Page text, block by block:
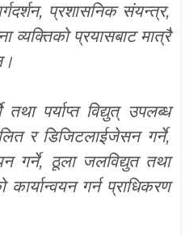
प्रशासनिक संयन्त्र,
व्यक्तिको प्रयासबाट मात्रै
पर्याप्त विद्युत् उपलब्ध
र डिजिटलाईजेसन गर्ने,
गर्ने, ठूला जलविद्युत तथा
गर्न प्राधिकरण